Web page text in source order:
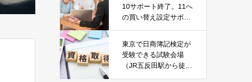
10サポート終了。11へ
の買い替え設定サポー
東京で日商簿記検定が
受験できる試験会場
（JR五反田駅から徒歩